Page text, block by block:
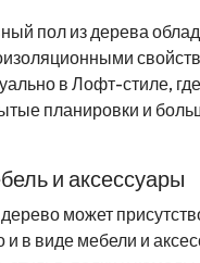
пол из дерева
в Лофт-стиле,
планировки и
и аксессуары
может
и в виде мебели и